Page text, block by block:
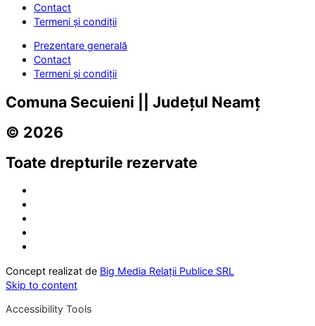
Contact
Termeni și condiții
Prezentare generală
Contact
Termeni și condiții
Comuna Secuieni || Județul Neamț
© 2026
Toate drepturile rezervate
Concept realizat de Big Media Relații Publice SRL
Skip to content
Accessibility Tools